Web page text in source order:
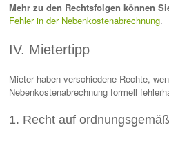
Mehr zu den Rechtsfolgen können
Fehler in der Nebenkostenabrechnung.
IV. Mietertipp
Mieter haben verschiedene Rechte,
Nebenkostenabrechnung formell
1. Recht auf